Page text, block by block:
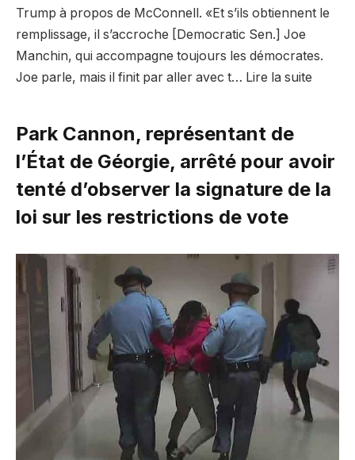
Trump à propos de McConnell. «Et s’ils obtiennent le
remplissage, il s’accroche [Democratic Sen.] Joe
Manchin, qui accompagne toujours les démocrates.
Joe parle, mais il finit par aller avec t… Lire la suite
Park Cannon, représentant de
l’État de Géorgie, arrêté pour avoir
tenté d’observer la signature de la
loi sur les restrictions de vote